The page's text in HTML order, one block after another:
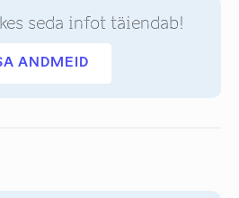
seda infot täiendab!
ANDMEID